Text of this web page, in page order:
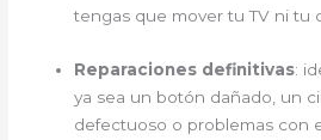
tengas que mover tu TV ni tu
Reparaciones definitivas:
ya sea un botón dañado, un
defectuoso o problemas con